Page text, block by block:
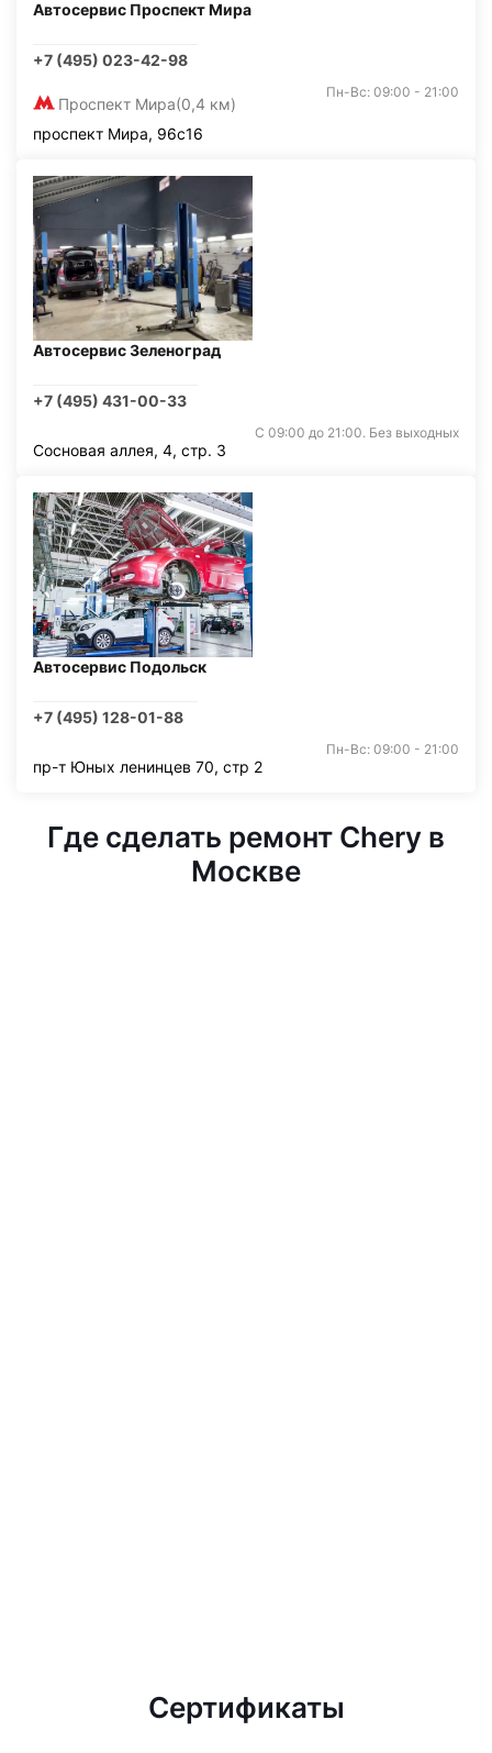
Автосервис Проспект Мира
+7 (495) 023-42-98
Проспект Мира(0,4 км)
Пн-Вс: 09:00 - 21:00
проспект Мира, 96с16
Автосервис Зеленоград
+7 (495) 431-00-33
С 09:00 до 21:00. Без выходных
Сосновая аллея, 4, стр. 3
Автосервис Подольск
+7 (495) 128-01-88
Пн-Вс: 09:00 - 21:00
пр-т Юных ленинцев 70, стр 2
Где сделать ремонт Chery в
Москве
Сертификаты